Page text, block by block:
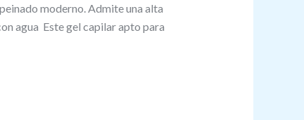
moderno. Admite una alta
agua Este gel capilar apto para